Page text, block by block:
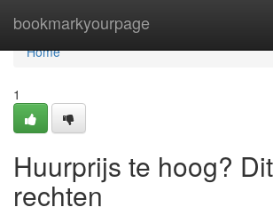
bookmarkyourpage
Home
Home
1
Huurprijs te hoog?
rechten